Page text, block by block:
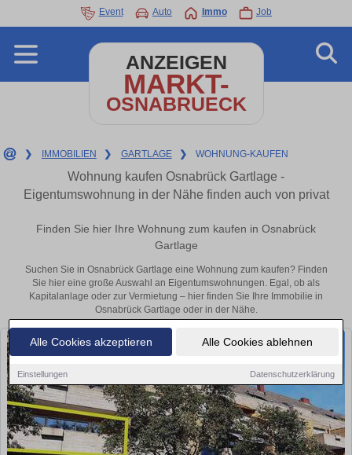
Alle Cookies akzeptieren Alle Cookies ablehnen
Einstellungen Datenschutzerklärung
Event Auto Immo Job
ANZEIGEN
MARKT-
OSNABRUECK
❯ IMMOBILIEN ❯ GARTLAGE ❯ WOHNUNG-KAUFEN
Wohnung kaufen Osnabrück Gartlage -
Eigentumswohnung in der Nähe finden auch von privat
Finden Sie hier Ihre Wohnung zum kaufen in Osnabrück
Gartlage
Suchen Sie in Osnabrück Gartlage eine Wohnung zum kaufen? Finden
Sie hier eine große Auswahl an Eigentumswohnungen. Egal, ob als
Kapitalanlage oder zur Vermietung – hier finden Sie Ihre Immobilie in
Osnabrück Gartlage oder in der Nähe.